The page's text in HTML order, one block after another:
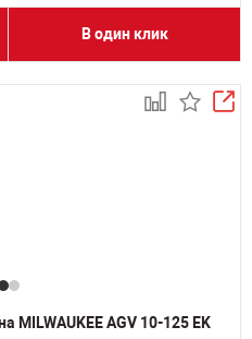
В один клик
AGV 10-125 EK